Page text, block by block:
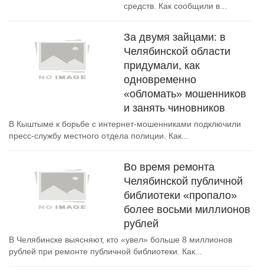
средств. Как сообщили в...
За двумя зайцами: в
Челябинской области
придумали, как
одновременно
«обломать» мошенников
и занять чиновников
В Кыштыме к борьбе с интернет-мошенниками подключили
пресс-службу местного отдела полиции. Как...
Во время ремонта
Челябинской публичной
библиотеки «пропало»
более восьми миллионов
рублей
В Челябинске выясняют, кто «увел» больше 8 миллионов
рублей при ремонте публичной библиотеки. Как...